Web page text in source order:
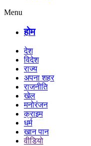
Menu
होम
देश
विदेश
राज्य
अपना शहर
राजनीति
खेल
मनोरंजन
क्राइम
धर्म
खान पान
वीडियो